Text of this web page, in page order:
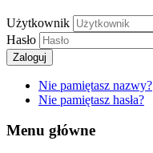
Użytkownik
Hasło
Zaloguj
Nie pamiętasz nazwy?
Nie pamiętasz hasła?
Menu główne